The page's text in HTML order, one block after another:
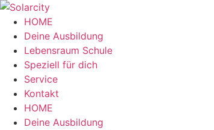
Zum
Inhalt
wechseln
HOME
Deine Ausbildung
Lebensraum Schule
Speziell für dich
Service
Kontakt
Menü HOME
Deine Ausbildung